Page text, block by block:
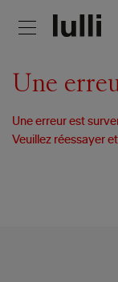
Une
Une erreur est
Veuillez réessayer